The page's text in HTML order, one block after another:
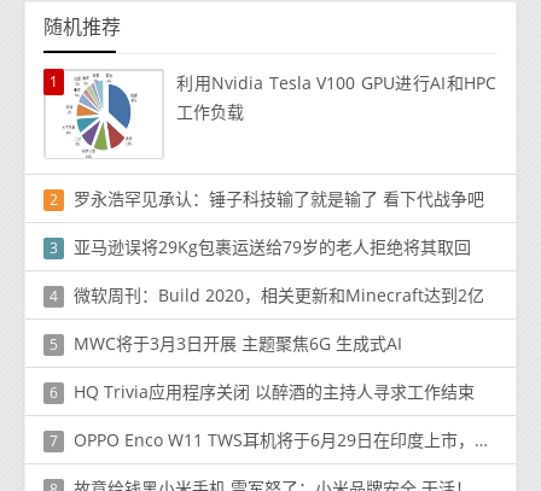
随机推荐
1
利用Nvidia Tesla V100 GPU进行AI和HPC
工作负载
2 罗永浩罕见承认：锤子科技输了就是输了 看下代战争吧
3 亚马逊误将29Kg包裹运送给79岁的老人拒绝将其取回
4 微软周刊：Build 2020，相关更新和Minecraft达到2亿
5 MWC将于3月3日开展 主题聚焦6G 生成式AI
6 HQ Trivia应用程序关闭 以醉酒的主持人寻求工作结束
7 OPPO Enco W11 TWS耳机将于6月29日在印度上市，价格为₹2,499（$ 33）